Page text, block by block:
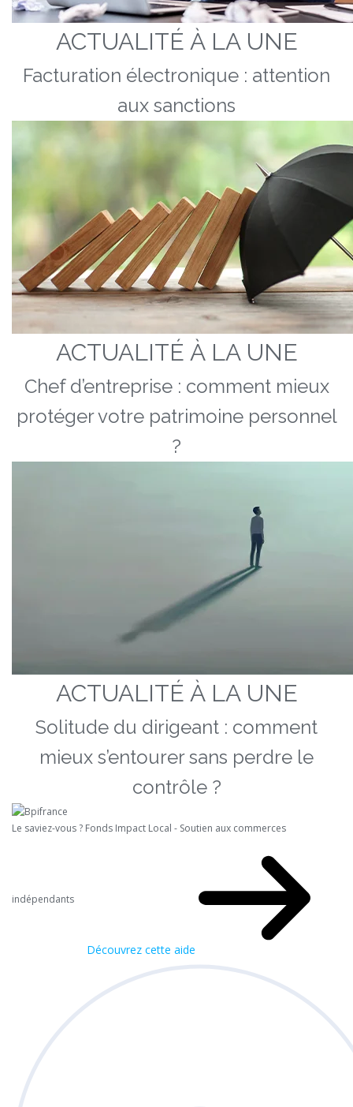
ACTUALITÉ À LA UNE
Facturation électronique : attention
aux sanctions
ACTUALITÉ À LA UNE
Chef d’entreprise : comment mieux
protéger votre patrimoine personnel
?
ACTUALITÉ À LA UNE
Solitude du dirigeant : comment
mieux s’entourer sans perdre le
contrôle ?
Le saviez-vous ? Fonds Impact Local - Soutien aux commerces
indépendants
Découvrez cette aide